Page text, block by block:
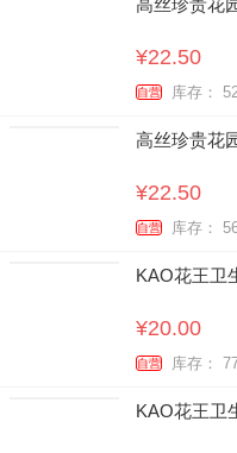
高丝珍贵花
¥22.50
自营 库存：
高丝珍贵花
¥22.50
自营 库存：
KAO花王卫
¥20.00
自营 库存：
KAO花王卫